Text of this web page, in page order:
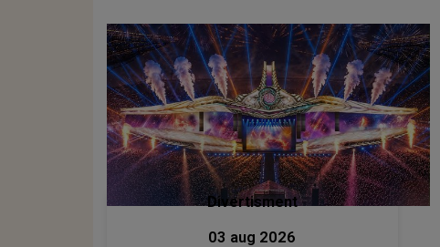
Divertisment
03 aug 2026